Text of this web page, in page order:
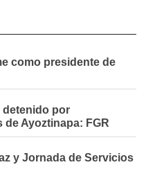
como presidente de
detenido por
Ayoztinapa: FGR
y Jornada de Servicios